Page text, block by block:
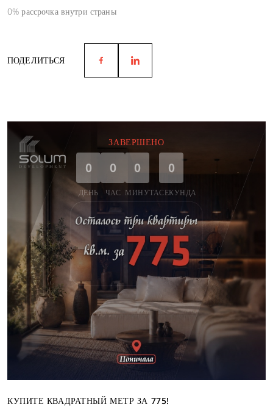
0% рассрочка внутри страны
ПОДЕЛИТЬСЯ
ЗАВЕРШЕНО
0
ДЕНЬ
0
ЧАС
0
МИНУТА
0
СЕКУНДА
КУПИТЕ КВАДРАТНЫЙ МЕТР ЗА 775!